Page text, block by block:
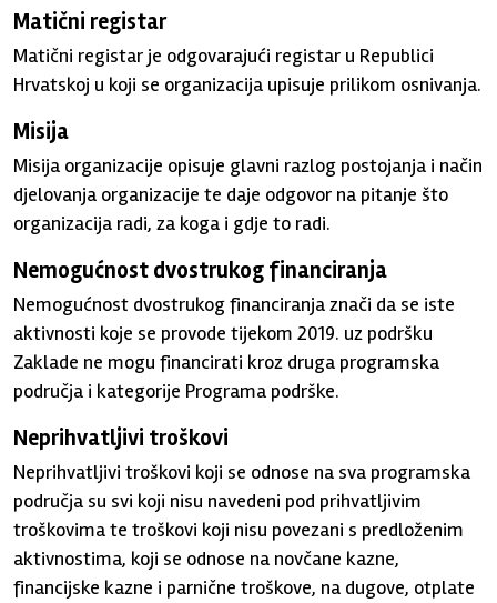
Matični registar
Matični registar je odgovarajući registar u Republici
Hrvatskoj u koji se organizacija upisuje prilikom osnivanja.
Misija
Misija organizacije opisuje glavni razlog postojanja i način
djelovanja organizacije te daje odgovor na pitanje što
organizacija radi, za koga i gdje to radi.
Nemogućnost dvostrukog financiranja
Nemogućnost dvostrukog financiranja znači da se iste
aktivnosti koje se provode tijekom 2019. uz podršku
Zaklade ne mogu financirati kroz druga programska
područja i kategorije Programa podrške.
Neprihvatljivi troškovi
Neprihvatljivi troškovi koji se odnose na sva programska
područja su svi koji nisu navedeni pod prihvatljivim
troškovima te troškovi koji nisu povezani s predloženim
aktivnostima, koji se odnose na novčane kazne,
financijske kazne i parnične troškove, na dugove, otplate